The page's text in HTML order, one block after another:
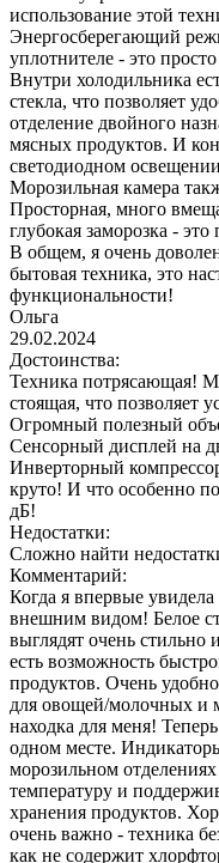
использование этой
Энергосберегающий
уплотнителе - это
Внутри холодильника
стекла, что позволяет
отделение двойного
мясных продуктов. И
светодиодном
Морозильная камера
Просторная, много
глубокая заморозка -
В общем, я очень
бытовая техника, это
функциональности!
Ольга
29.02.2024
Достоинства:
Техника потрясающая!
стоящая, что позволяет
Огромный полезный
Сенсорный дисплей на
Инверторный
круто! И что особенно
дБ!
Недостатки:
Сложно найти
Комментарий:
Когда я впервые увидела
внешним видом! Белое
выглядят очень
есть возможность
продуктов. Очень
для овощей/молочных и
находка для меня!
одном месте.
морозильном
температуру и
хранения продуктов.
очень важно - техника
как не содержит